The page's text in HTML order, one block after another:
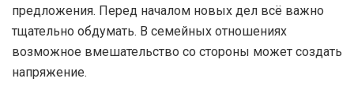
предложения. Перед началом новых дел всё важно
тщательно обдумать. В семейных отношениях
возможное вмешательство со стороны может создать
напряжение.